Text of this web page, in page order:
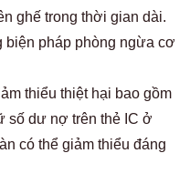
ghế trong thời gian dài.
biện pháp phòng ngừa cơ
thiểu thiệt hại bao gồm
số dư nợ trên thẻ IC ở
có thể giảm thiểu đáng